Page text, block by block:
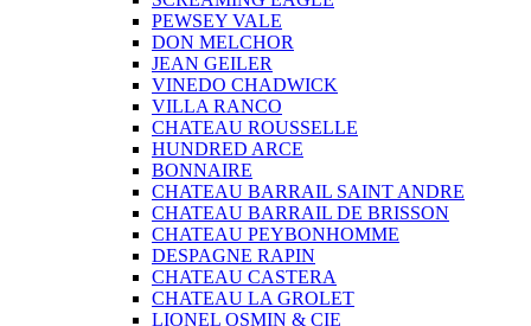
PEWSEY VALE
DON MELCHOR
JEAN GEILER
VINEDO CHADWICK
VILLA RANCO
CHATEAU ROUSSELLE
HUNDRED ARCE
BONNAIRE
CHATEAU BARRAIL SAINT ANDRE
CHATEAU BARRAIL DE BRISSON
CHATEAU PEYBONHOMME
DESPAGNE RAPIN
CHATEAU CASTERA
CHATEAU LA GROLET
LIONEL OSMIN & CIE